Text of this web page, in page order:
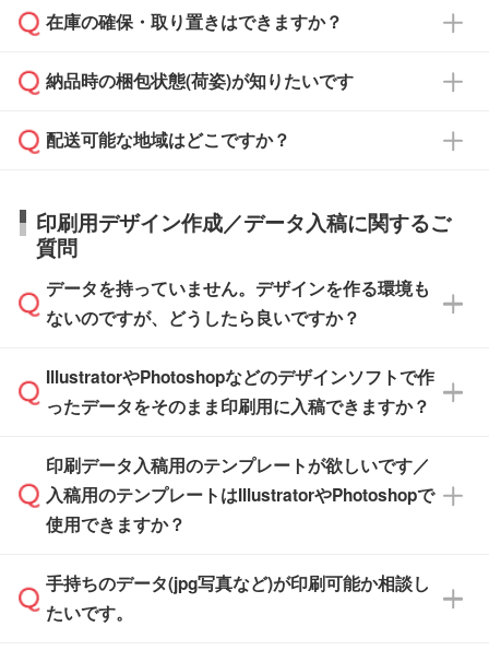
校や幼稚園・保育園であれば、同様の条件でご
ご希望の際は担当スタッフまでお気軽にご相談
ください。
たは注文フォームの『ご注文に関する備考欄』
ご入金確認後、1～2営業日で出荷いたしま
タッフまでお問い合わせください。
ル」に注文予定日をご入力いただくと、おおよ
その締切日や出荷目安をご確認いただけます。
品が決まりましたらお早めのご発注をお願いい
たします。
※土日祝日を除く営業日換算です。
※沖縄・離島は追加日数がかかります。
ご希望の納期がある場合は、お問い合わせ・お
い。
応が可能かご案内いたします。
す。>>対象商品はこちら
※最短出荷日は商品によって異なります。各商
品ページにてご確認ください
在庫の確保・取り置きはできますか？
ご入金確認後に在庫を確保し、注文確定のご連
はできかねますので予めご了承ください。
納品時の梱包状態(荷姿)が知りたいです
商品によって異なります。各ページにある商品
す。(白箱、化粧箱、ブリスターパックなど)
【袋入り】 商品がひとつずつ袋に入っていま
す。(透明袋、デザイン袋など)
【個包装なし】 個包装がされていない状態で
※化粧箱から白箱への入れ替えや、オリジナル
箱の作成は原則承っておりません。
配送可能な地域はどこですか？
日本全国へお届けが可能です。なお、海外への
直接納品は行っておりませんので予めご了承く
ださい。
印刷用デザイン作成／データ入稿に関するご
質問
データを持っていません。デザインを作る環境も
ないのですが、どうしたら良いですか？
無料の「デザインシミュレーター」を使えば、
PCやスマホから簡単にデザインを作成できま
ザインソフトがなくても安心です。
また、「データ作成サービス
せいただければ、弊社にて無料でデザインデー
タを1点作成いたします。
IllustratorやPhotoshopなどのデザインソフトで作
ったデータをそのまま印刷用に入稿できますか？
IllustratorやPhotoshop、CLIP STUDIOなどのデ
ザインソフトでこだわりのデザインを作成した
い方は、完全データ入稿
積・ご注文フォームにアップロードしてご入稿
ください。
印刷データ入稿用のテンプレートが欲しいです／
入稿用のテンプレートはIllustratorやPhotoshopで
使用できますか？
一部商品は入稿用テンプレートのご用意があり
ます。各商品ページの『印刷方法・テンプレー
手持ちのデータ(jpg写真など)が印刷可能か相談し
たいです。